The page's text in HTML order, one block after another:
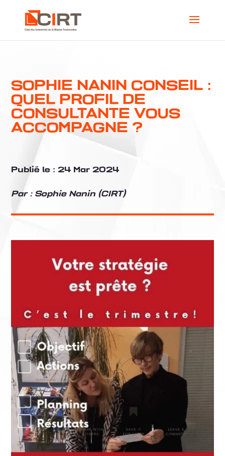
SOPHIE NANIN CONSEIL :
QUEL PROFIL DE
CONSULTANTE VOUS
ACCOMPAGNE ?
Publié le :24 Mar 2024
Par : Sophie Nanin (CIRT)